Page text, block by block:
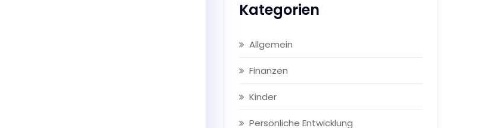
Kategorien
Allgemein
Finanzen
Kinder
Persönliche Entwicklung